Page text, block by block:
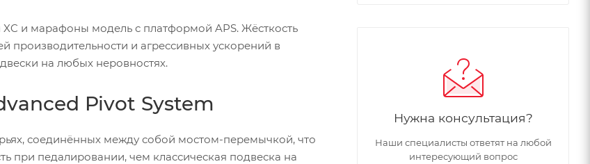
и марафоны модель с платформой APS. Жёсткость
производительности и агрессивных ускорений в
на любых неровностях.
Pivot System
соединённых между собой мостом-перемычкой, что
при педалировании, чем классическая подвеска на
Нужна консультация?
Наши специалисты ответят на любой
интересующий вопрос